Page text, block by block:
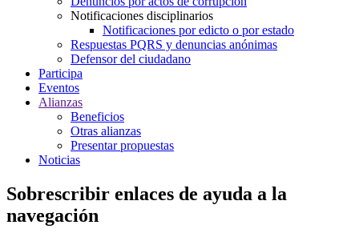
Notificaciones disciplinarios
Notificaciones por edicto o por estado
Respuestas PQRS y denuncias anónimas
Defensor del ciudadano
Participa
Eventos
Alianzas
Beneficios
Otras alianzas
Presentar propuestas
Noticias
Sobrescribir enlaces de ayuda a la
navegación